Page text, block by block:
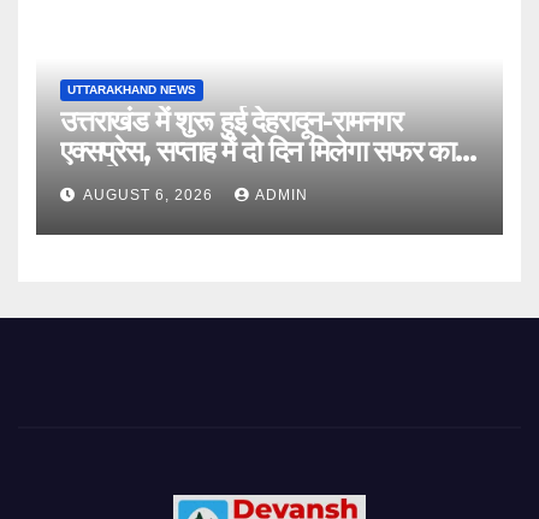
UTTARAKHAND NEWS
उत्तराखंड में शुरू हुई देहरादून-रामनगर
एक्सप्रेस, सप्ताह में दो दिन मिलेगा सफर का
नया विकल्प
AUGUST 6, 2026 ADMIN